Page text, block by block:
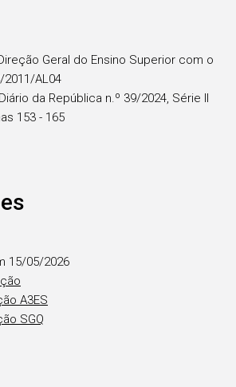
Geral do Ensino Superior com o
2011/AL04
da República n.º 39/2024, Série II
153 - 165
15/05/2026
A3ES
SGQ